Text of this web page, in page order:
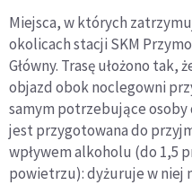
Miejsca, w których
okolicach stacji SKM
Główny. Trasę ułożono
objazd obok noclegowni
samym potrzebujące
jest przygotowana do
wpływem alkoholu (do 1,5
powietrzu): dyżuruje w niej